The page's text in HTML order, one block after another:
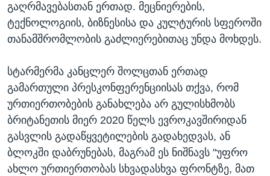
გაღრმავებასთან ერთად. მეცნიერების,
ტექნოლოგიის, ბიზნესისა და კულტურის სფეროში
თანამშრომლობის გაძლიერებითაც უნდა მოხდეს.
სტარმერმა კანცლერ შოლცთან ერთად
გამართული პრესკონფერენციისას თქვა, რომ
ურთიერთობების განახლება არ გულისხმობს
ბრიტანეთის მიერ 2020 წელს ევროკავშირიდან
გასვლის გადაწყვეტილების გადახედვას, ან
ბლოკში დაბრუნებას, მაგრამ ეს ნიშნავს "უფრო
ახლო ურთიერთობას სხვადასხვა ფრონტზე, მათ